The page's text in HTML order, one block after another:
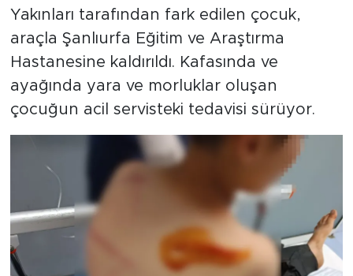
Yakınları tarafından fark edilen çocuk,
araçla Şanlıurfa Eğitim ve Araştırma
Hastanesine kaldırıldı. Kafasında ve
ayağında yara ve morluklar oluşan
çocuğun acil servisteki tedavisi sürüyor.